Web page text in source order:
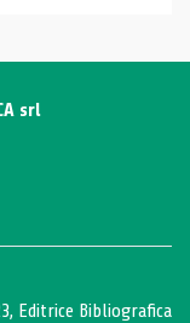
srl
Editrice Bibliografica